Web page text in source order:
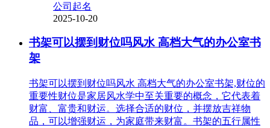
公司起名
2025-10-20
书架可以摆到财位吗风水 高档大气的办公室书
架
书架可以摆到财位吗风水 高档大气的办公室书架,财位的
重要性财位是家居风水学中至关重要的概念，它代表着
财富、富贵和财运。选择合适的财位，并摆放吉祥物
品，可以增强财运，为家庭带来财富。书架的五行属性